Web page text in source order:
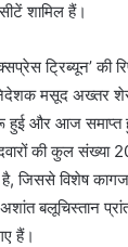
शामिल हैं।
ट्रिब्यून’ की
मसूद अख्तर
और आज समाप्त
की कुल संख्या
जिससे विशेष
बलूचिस्तान
हैं।